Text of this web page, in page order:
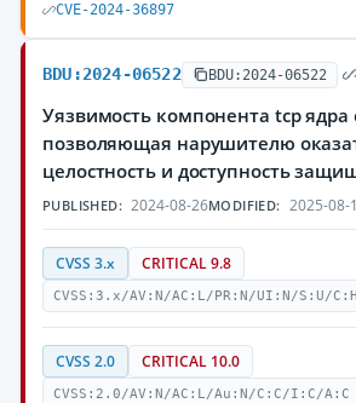
CVE-2024-36897
BDU:2024-06522 BDU:2024-06522
Уязвимость компонента tcp
позволяющая нарушителю
целостность и доступность
PUBLISHED: 2024-08-26MODIFIED: 2025-08-
CVSS 3.x CRITICAL 9.8
CVSS:3.x/AV:N/AC:L/PR:N/UI:N/S:U/
CVSS 2.0 CRITICAL 10.0
CVSS:2.0/AV:N/AC:L/Au:N/C:C/I:C/A:C